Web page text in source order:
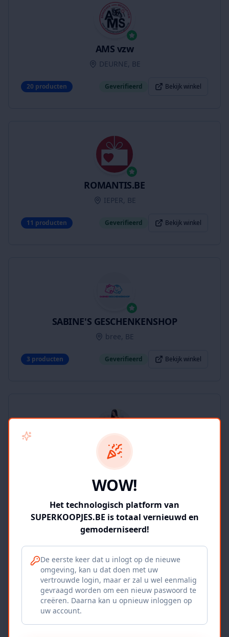
AMS vzw
DEURNE, BE
20 producten Geverifieerd Bekijk winkel
ROMANTIS.BE
IEPER, BE
11 producten Geverifieerd Bekijk winkel
SABINE'S GESCHENKENSHOP
bree, BE
3 producten Geverifieerd Bekijk winkel
SUPERKOOPJES.BE
Geverifieerd
Iepers Kwartier
Ieper, BE
WOW!
Het technologisch platform van
SUPERKOOPJES.BE is totaal vernieuwd en
gemoderniseerd!
De eerste keer dat u inlogt op de nieuwe
omgeving, kan u dat doen met uw
vertrouwde login, maar er zal u wel eenmalig
gevraagd worden om een nieuw paswoord te
creëren. Daarna kan u opnieuw inloggen op
uw account.